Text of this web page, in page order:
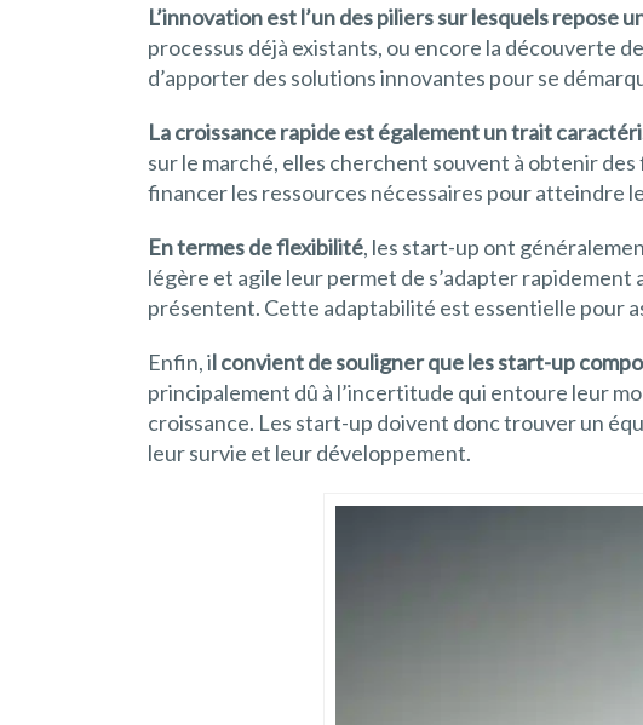
L’innovation est l’un des piliers sur lesquels repose
processus déjà existants, ou encore la découverte
d’apporter des solutions innovantes pour se
La croissance rapide est également un trait
sur le marché, elles cherchent souvent à obtenir
financer les ressources nécessaires pour atteindre
En termes de flexibilité, les start-up ont
légère et agile leur permet de s’adapter
présentent. Cette adaptabilité est essentielle pour
Enfin, il convient de souligner que les start-up
principalement dû à l’incertitude qui entoure leur
croissance. Les start-up doivent donc trouver un
leur survie et leur développement.